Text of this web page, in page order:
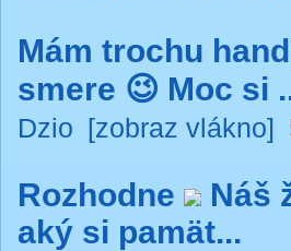
Mám trochu
smere 😉 Moc si
Dzio [zobraz vlákno]
Rozhodne
Náš
aký si pamät...